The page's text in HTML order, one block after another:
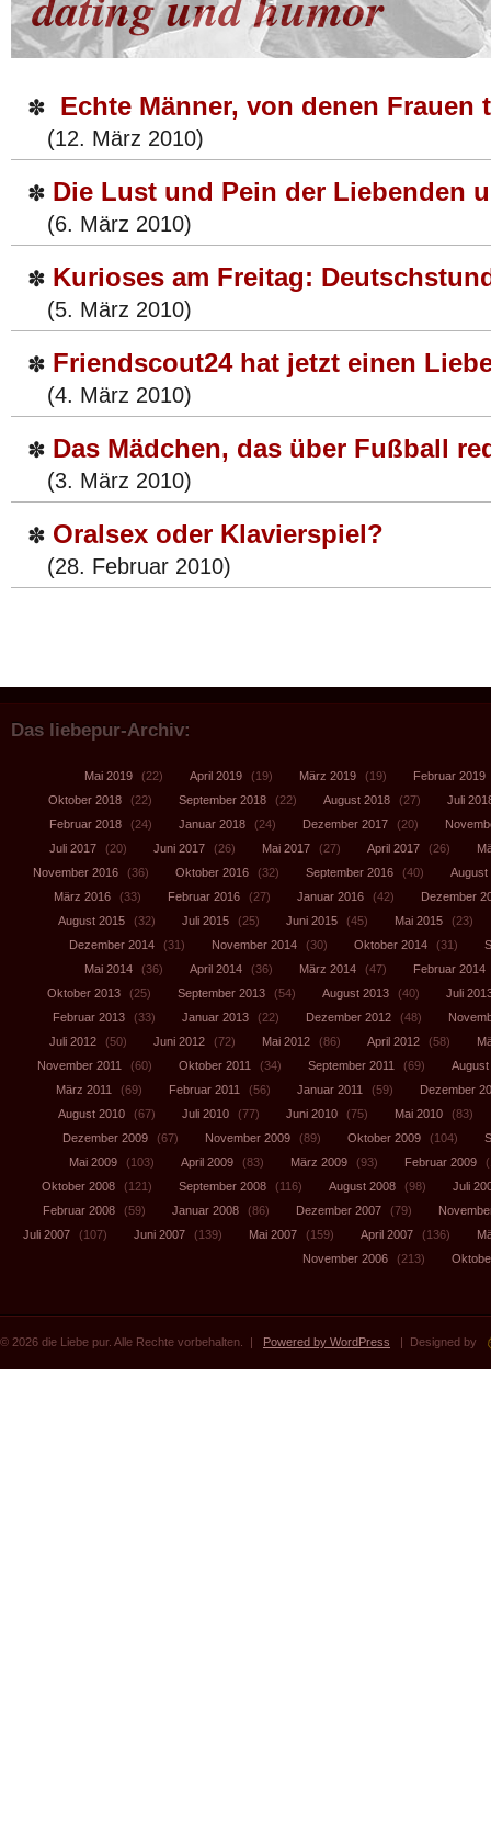
✽ Echte Männer, von denen Frauen
(12. März 2010)
✽ Die Lust und Pein der Liebenden
(6. März 2010)
✽ Kurioses am Freitag:
(5. März 2010)
✽ Friendscout24 hat jetzt einen
(4. März 2010)
✽ Das Mädchen, das über Fußball
(3. März 2010)
✽ Oralsex oder Klavierspiel?
(28. Februar 2010)
Das liebepur-Archiv:
Mai 2019 (22) April 2019 (19) März 2019 (19) Februar 2019
Oktober 2018
(22) September 2018 (22) August 2018 (27)
Juli
Februar 2018
(24) Januar 2018 (24) Dezember 2017 (20)
Juli 2017
(20) Juni 2017 (26) Mai 2017 (27) April 2017 (26)
November 2016
(36) Oktober 2016 (32) September 2016 (40)
August
März 2016
(33) Februar 2016 (27) Januar 2016 (42)
Dezember
August 2015
(32) Juli 2015 (25) Juni 2015 (45) Mai 2015
(23)
Dezember 2014
(31) November 2014 (30) Oktober 2014 (31)
Mai 2014
(36) April 2014 (36) März 2014 (47) Februar 2014
Oktober 2013
(25) September 2013 (54) August 2013 (40)
Juli
Februar 2013
(33) Januar 2013 (22) Dezember 2012 (48)
Juli 2012
(50) Juni 2012 (72) Mai 2012 (86) April 2012 (58)
November 2011
(60) Oktober 2011 (34) September 2011 (69)
August
März 2011
(69) Februar 2011 (56) Januar 2011 (59)
Dezember
August 2010
(67) Juli 2010 (77) Juni 2010 (75) Mai 2010
(83)
Dezember 2009
(67) November 2009 (89) Oktober 2009 (104)
Mai 2009
(103) April 2009 (83) März 2009 (93) Februar 2009
Oktober 2008
(121) September 2008 (116) August 2008 (98)
Juli
Februar 2008
(59) Januar 2008 (86) Dezember 2007 (79)
Juli 2007
(107) Juni 2007 (139) Mai 2007 (159) April 2007 (136)
November 2006
(213)
© 2026 die Liebe pur. Alle Rechte vorbehalten. | Powered by WordPress | Designed by